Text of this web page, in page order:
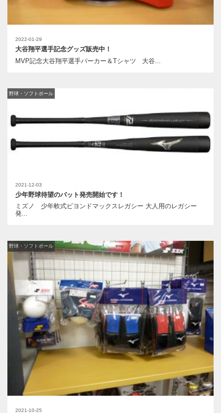
2022-01-29
大谷翔平選手記念グッズ販売中！
MVP記念大谷翔平選手パーカー＆Tシャツ 大谷...
2021-12-03
野球・ソフトボール
少年野球待望のバット発売開始です！
ミズノ 少年軟式ビヨンドマックスレガシー 大人用のレガシー
発...
2021-10-25
野球・ソフトボール